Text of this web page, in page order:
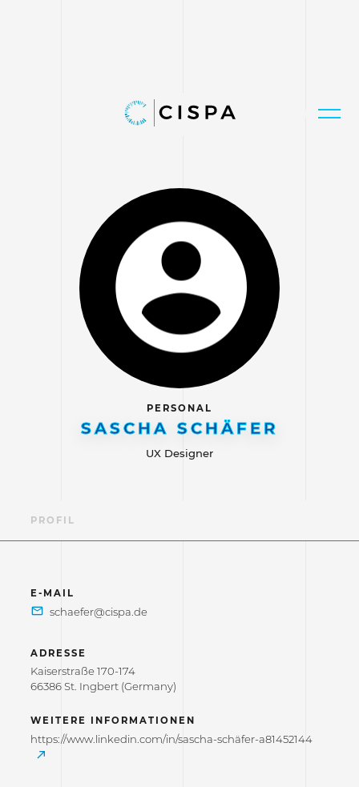
PERSONAL
SASCHA SCHÄFER
UX Designer
PROFIL
E-MAIL
ADRESSE
Kaiserstraße 170-174
66386 St. Ingbert (Germany)
WEITERE INFORMATIONEN
https://www.linkedin.com/in/sascha-schäfer-a81452144